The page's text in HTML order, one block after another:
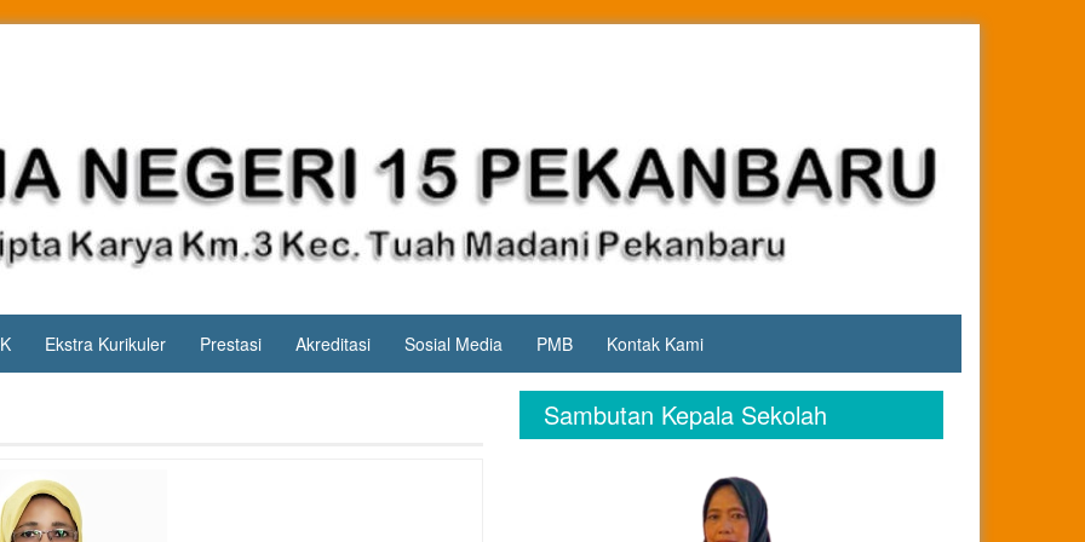
Ekstra Kurikuler Prestasi Akreditasi Sosial Media PMB Kontak Kami
Sambutan Kepala Sekolah